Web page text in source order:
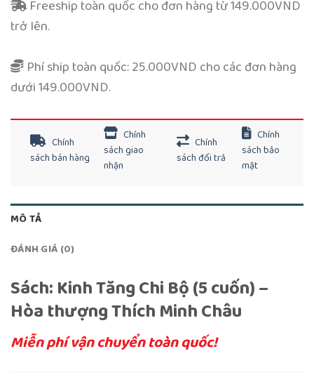
Freeship toàn quốc cho đơn hàng từ 149.000VND
trở lên.
Phí ship toàn quốc: 25.000VND cho các đơn hàng
dưới 149.000VND.
Chính
sách bán hàng
Chính
sách giao
nhận
Chính
sách đổi trả
Chính
sách bảo
mật
MÔ TẢ
ĐÁNH GIÁ (0)
Sách: Kinh Tăng Chi Bộ (5 cuốn) –
Hòa thượng Thích Minh Châu
Miễn phí vận chuyển toàn quốc!